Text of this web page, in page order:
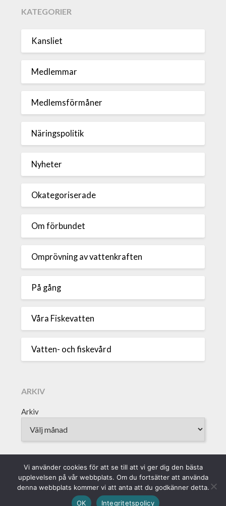
KATEGORIER
Kansliet
Medlemmar
Medlemsförmåner
Näringspolitik
Nyheter
Okategoriserade
Om förbundet
Omprövning av vattenkraften
På gång
Våra Fiskevatten
Vatten- och fiskevård
ARKIV
Arkiv
Sveriges Fiskevattenägareförbund • Borgmästaregatan 9, 371 15
Karlskrona • info@vattenagarna.se • 0455-300 312 • Org.Nr:
802010-8588 || Produktion: Alvega & Co AB ||
Vi använder cookies för att se till att vi ger dig den bästa
upplevelsen på vår webbplats. Om du fortsätter att använda
denna webbplats kommer vi att anta att du godkänner detta.
OK
Integritetspolicy